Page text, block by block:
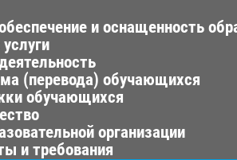
и оснащенность
(перевода) обучающихся
обучающихся
организации
и требования